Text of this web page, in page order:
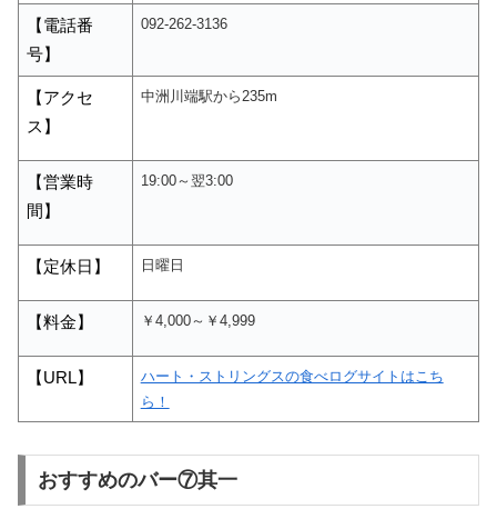
【電話番
号】
092-262-3136
【アクセ
ス】
中洲川端駅から235m
【営業時
間】
19:00～翌3:00
【定休日】 日曜日
【料金】 ￥4,000～￥4,999
【 URL】
ハート・ストリングスの食べログサイトはこち
ら！
おすすめのバー⑦其一